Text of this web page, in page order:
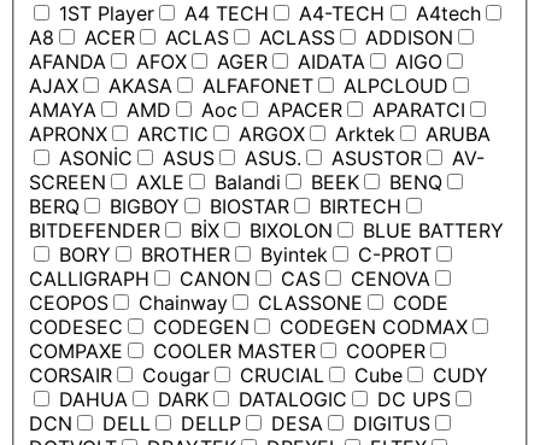
1ST Player
A4 TECH A4-TECH
A4tech
A8
ACER ACLAS ACLASS
ADDISON
AFANDA
AFOX AGER AIDATA
AIGO
AJAX
AKASA ALFAFONET
ALPCLOUD
AMAYA
AMD Aoc APACER
APARATCI
APRONX
ARCTIC ARGOX Arktek
ARUBA
ASONİC
ASUS ASUS. ASUSTOR
AV-
SCREEN
AXLE Balandi BEEK
BENQ
BERQ
BIGBOY BIOSTAR
BIRTECH
BITDEFENDER
BİX BIXOLON
BLUE BATTERY
BORY
BROTHER Byintek
C-PROT
CALLIGRAPH
CANON CAS
CENOVA
CEOPOS
Chainway CLASSONE
CODE
CODESEC
CODEGEN
CODEGEN CODMAX
COMPAXE
COOLER MASTER
COOPER
CORSAIR
Cougar CRUCIAL Cube
CUDY
DAHUA
DARK DATALOGIC
DC UPS
DCN
DELL DELLP DESA
DIGITUS